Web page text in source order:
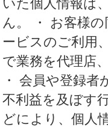
いた個人情報は
ん。 ・ お客様
ービスのご利用
で業務を代理店
・ 会員や登録
不利益を及ぼす
どにより、個人